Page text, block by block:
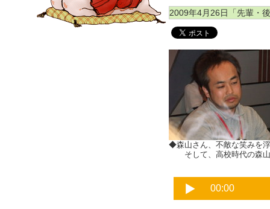
2009年4月26日「先輩・
◆森山さん、不敵な笑みを
そして、高校時代の森山